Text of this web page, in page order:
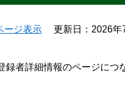
ージ表示 更新日：2026年
者詳細情報のページにつ